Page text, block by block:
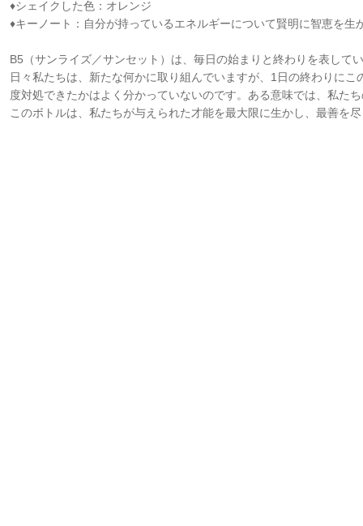
♦シェイクした色：オレンジ
♦キーノート：自分が持っているエネルギーについて賢明に智恵を生
B5（サンライズ／サンセット）は、毎日の始まりと終わりを表して
日々私たちは、新たな何かに取り組んでいますが、1日の終わりに
度対処できたかはよく分かっていないのです。ある意味では、私た
このボトルは、私たちが与えられた才能を最大限に生かし、最善を